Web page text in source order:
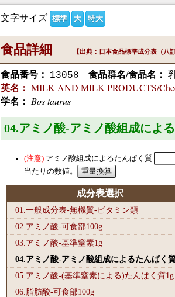
文字サイズ 標準 大 特大
食品詳細 【出典：日本食品標準成分表（八
食品番号： 13058 食品群名/食品名：
英名： MILK AND MILK PRODUCTS/
学名： Bos taurus
04.アミノ酸-アミノ酸組成によ
アミノ酸組成によるたんぱく質
当たりの数値。
成分表選択
01.一般成分表-無機質-ビタミン類
02.アミノ酸-可食部100g
03.アミノ酸-基準窒素1g
04.アミノ酸-アミノ酸組成によるたんぱく
05.アミノ酸-(基準窒素による)たんぱく質1g
06.脂肪酸-可食部100g